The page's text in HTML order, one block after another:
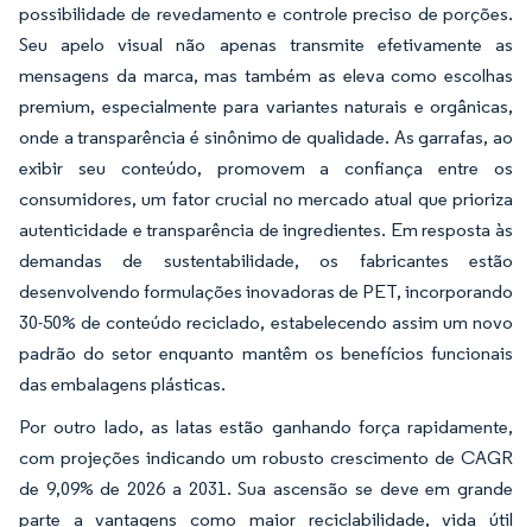
possibilidade de revedamento e controle preciso de porções.
Seu apelo visual não apenas transmite efetivamente as
mensagens da marca, mas também as eleva como escolhas
premium, especialmente para variantes naturais e orgânicas,
onde a transparência é sinônimo de qualidade. As garrafas, ao
exibir seu conteúdo, promovem a confiança entre os
consumidores, um fator crucial no mercado atual que prioriza
autenticidade e transparência de ingredientes. Em resposta às
demandas de sustentabilidade, os fabricantes estão
desenvolvendo formulações inovadoras de PET, incorporando
30-50% de conteúdo reciclado, estabelecendo assim um novo
padrão do setor enquanto mantêm os benefícios funcionais
das embalagens plásticas.
Por outro lado, as latas estão ganhando força rapidamente,
com projeções indicando um robusto crescimento de CAGR
de 9,09% de 2026 a 2031. Sua ascensão se deve em grande
parte a vantagens como maior reciclabilidade, vida útil